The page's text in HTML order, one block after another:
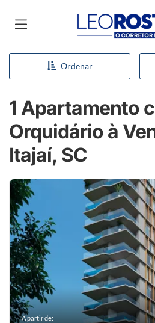
Página inicial
Ordenar
1 Apartamento
Orquidário à
Itajaí, SC
A partir de: